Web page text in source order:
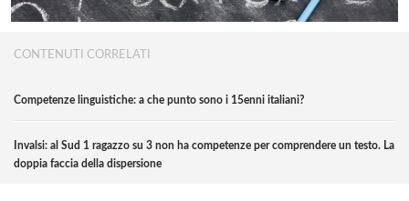
CONTENUTI CORRELATI
Competenze linguistiche: a che punto sono i 15enni italiani?
Invalsi: al Sud 1 ragazzo su 3 non ha competenze per comprendere un testo. La
doppia faccia della dispersione